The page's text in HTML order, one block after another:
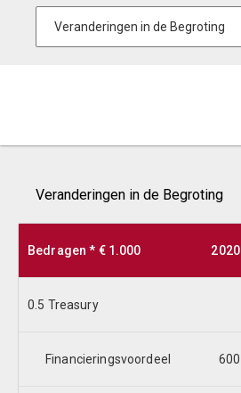
Veranderingen in de Begroting
Bedragen * € 1.000 2020
0.5 Treasury
Financieringsvoordeel 600